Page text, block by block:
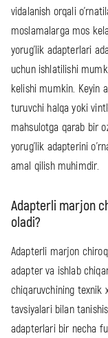
vidalanish orqali
moslamalarga mos
yorug'lik adapterlari
uchun ishlatilishi
kelishi mumkin. Keyin
turuvchi halqa yoki
mahsulotga qarab bir
yorug'lik adapterini
amal qilish muhimdir.
Adapterli marjon
oladi?
Adapterli marjon
adapter va ishlab
chiqaruvchining texnik
tavsiyalari bilan
adapterlari bir necha